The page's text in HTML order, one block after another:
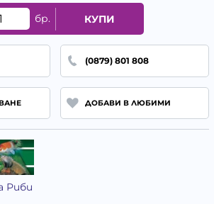
бр. КУПИ
(0879) 801 808
ДОБАВИ В ЛЮБИМИ
Риби